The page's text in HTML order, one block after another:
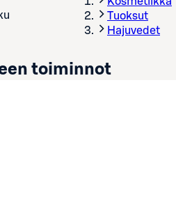
Tuoksut
Hajuvedet
toiminnot